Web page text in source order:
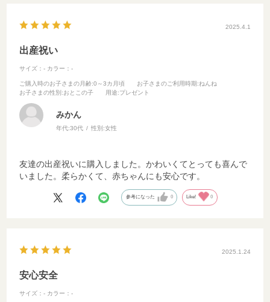
2025.4.1
出産祝い
サイズ：- カラー：-
ご購入時のお子さまの月齢:0～3カ月頃 お子さまのご利用時期:ねんね
お子さまの性別 :おとこの子 用途:プレゼント
みかん
年代:30代 性別:女性
友達の出産祝いに購入しました。かわいくてとっても喜んで
いました。柔らかくて、赤ちゃんにも安心です。
参考になった 0 Like! 0
2025.1.24
安心安全
サイズ：- カラー：-